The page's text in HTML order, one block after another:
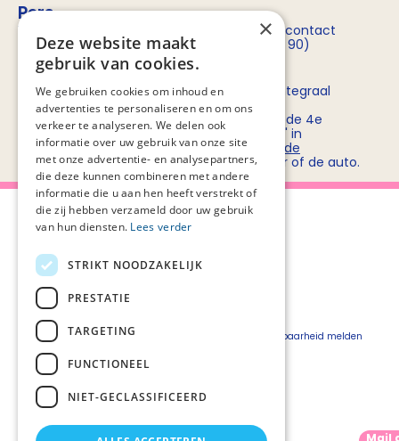
Pers
Voor persvragen over Stichting PZNL kun je contact
opnemen metRob Bruntink(06 - 55 52 72 90)
Routebeschrijving
Stichting PZNL deelt het kantoor met het Integraal
Kankercentrum Nederland (IKNL). Ons
kantoor/vergadercentrum bevindt zich op de 4e
verdieping van kantoorgebouw 'De Utrecht' in
winkelcentrum Hoog Catharijne. Bekijk
hier de
routebeschrijvingenvoor openbaar vervoer of de auto.
Over Palliaweb
Over PZNL
Pers
Vacatures
Webshop
Privacyverklaring
Beveiligingskwetsbaarheid melden
Mail
×
Deze website maakt
gebruik van cookies.
We gebruiken cookies om inhoud en
advertenties te personaliseren en om ons
verkeer te analyseren. We delen ook
informatie over uw gebruik van onze site
met onze advertentie- en analysepartners,
die deze kunnen combineren met andere
informatie die u aan hen heeft verstrekt of
die zij hebben verzameld door uw gebruik
van hun diensten. Lees verder
STRIKT NOODZAKELIJK
PRESTATIE
TARGETING
FUNCTIONEEL
NIET-GECLASSIFICEERD